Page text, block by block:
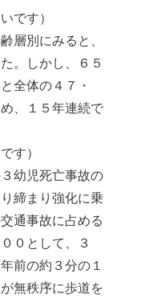
です）
層別にみると、
。しかし、６５
全体の４７・
、１５年連続で
す）
幼児死亡事故の
締まり強化に乗
通事故に占める
０として、３
前の約３分の１
無秩序に歩道を